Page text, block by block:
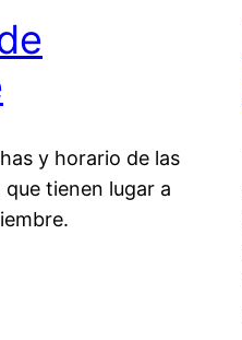
y horario de las
tienen lugar a